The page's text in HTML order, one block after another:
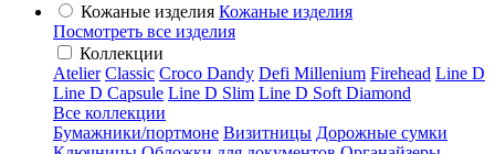
Кожаные изделия Кожаные изделия
Посмотреть все изделия
Коллекции
Atelier Classic Croco Dandy Defi Millenium Firehead Line D
Line D Capsule Line D Slim Line D Soft Diamond
Все коллекции
Бумажники/портмоне Визитницы Дорожные сумки